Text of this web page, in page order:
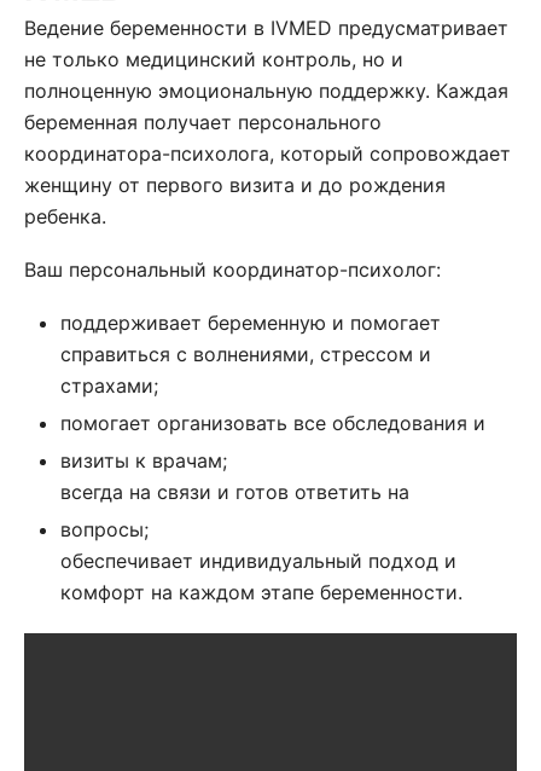
Ведение беременности в IVMED предусматривает
не только медицинский контроль, но и
полноценную эмоциональную поддержку. Каждая
беременная получает персонального
координатора-психолога, который сопровождает
женщину от первого визита и до рождения
ребенка.
Ваш персональный координатор-психолог:
поддерживает беременную и помогает
справиться с волнениями, стрессом и
страхами;
помогает организовать все обследования и
визиты к врачам;
всегда на связи и готов ответить на
вопросы;
обеспечивает индивидуальный подход и
комфорт на каждом этапе беременности.